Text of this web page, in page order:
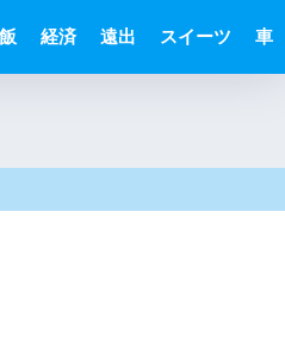
経済 遠出 スイーツ 車